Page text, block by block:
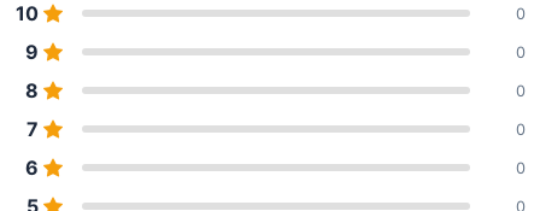
10 0
9 0
8 0
7 0
6 0
0